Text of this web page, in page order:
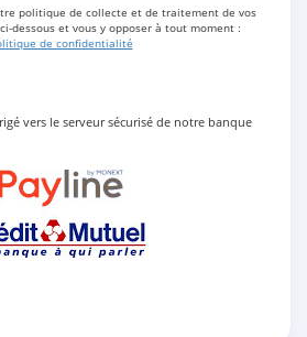
politique de collecte et de traitement de vos
dessous et vous y opposer à tout moment :
de confidentialité
vers le serveur sécurisé de notre banque